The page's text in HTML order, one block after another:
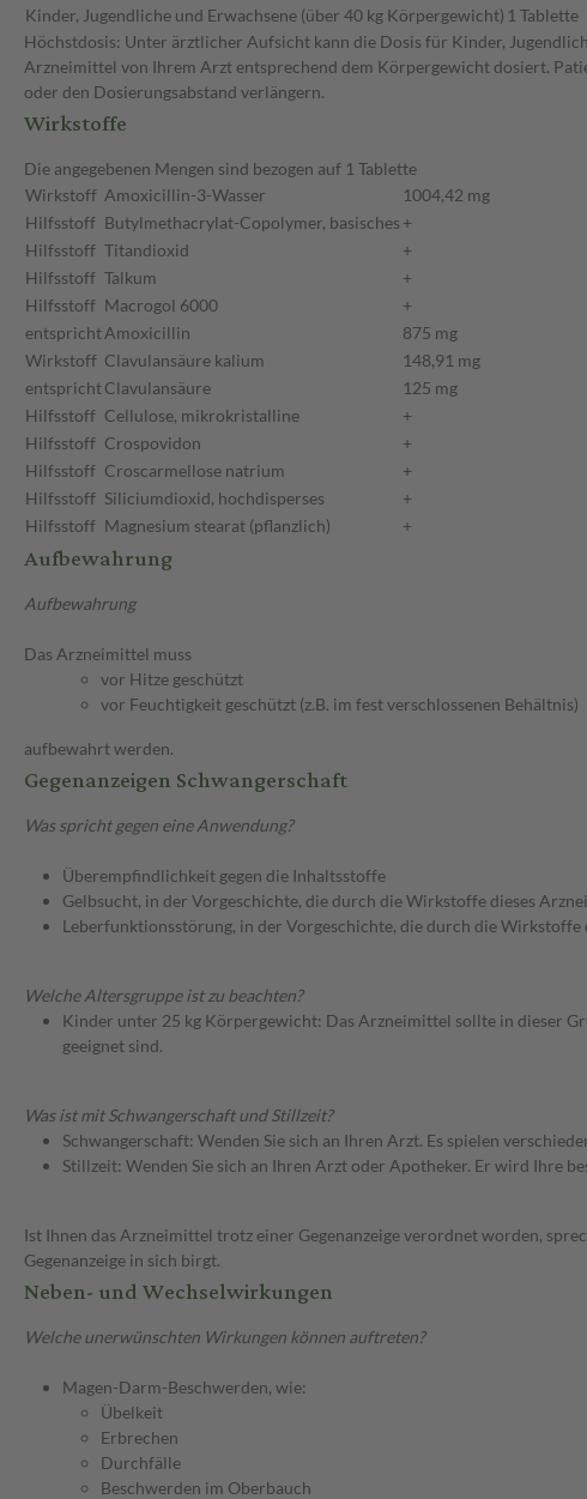
Kinder, Jugendliche und Erwachsene (über 40 kg Körpergewicht) 1 Tablette
Höchstdosis: Unter ärztlicher Aufsicht kann die Dosis für Kinder,
Arzneimittel von Ihrem Arzt entsprechend dem Körpergewicht dosiert.
oder den Dosierungsabstand verlängern.
Wirkstoffe
Die angegebenen Mengen sind bezogen auf 1 Tablette
Wirkstoff Amoxicillin-3-Wasser
1004,42 mg
Hilfsstoff Butylmethacrylat-Copolymer, basisches +
Hilfsstoff Titandioxid
+
Hilfsstoff Talkum
+
Hilfsstoff Macrogol 6000
+
entsprichtAmoxicillin
875 mg
Wirkstoff Clavulansäure kalium
148,91 mg
entsprichtClavulansäure
125 mg
Hilfsstoff Cellulose, mikrokristalline
+
Hilfsstoff Crospovidon
+
Hilfsstoff Croscarmellose natrium
+
Hilfsstoff Siliciumdioxid, hochdisperses
+
Hilfsstoff Magnesium stearat (pflanzlich) +
Aufbewahrung
Aufbewahrung
Das Arzneimittel muss
vor Hitze geschützt
vor Feuchtigkeit geschützt (z.B. im fest verschlossenen Behältnis)
aufbewahrt werden.
Gegenanzeigen Schwangerschaft
Was spricht gegen eine Anwendung?
Überempfindlichkeit gegen die Inhaltsstoffe
Gelbsucht, in der Vorgeschichte, die durch die Wirkstoffe dieses
Leberfunktionsstörung, in der Vorgeschichte, die durch die
Welche Altersgruppe ist zu beachten?
Kinder unter 25 kg Körpergewicht: Das Arzneimittel sollte in dieser
geeignet sind.
Was ist mit Schwangerschaft und Stillzeit?
Schwangerschaft: Wenden Sie sich an Ihren Arzt. Es spielen
Stillzeit: Wenden Sie sich an Ihren Arzt oder Apotheker. Er wird Ihre
Ist Ihnen das Arzneimittel trotz einer Gegenanzeige verordnet worden,
Gegenanzeige in sich birgt.
Neben- und Wechselwirkungen
Welche unerwünschten Wirkungen können auftreten?
Magen-Darm-Beschwerden, wie:
Übelkeit
Erbrechen
Durchfälle
Beschwerden im Oberbauch